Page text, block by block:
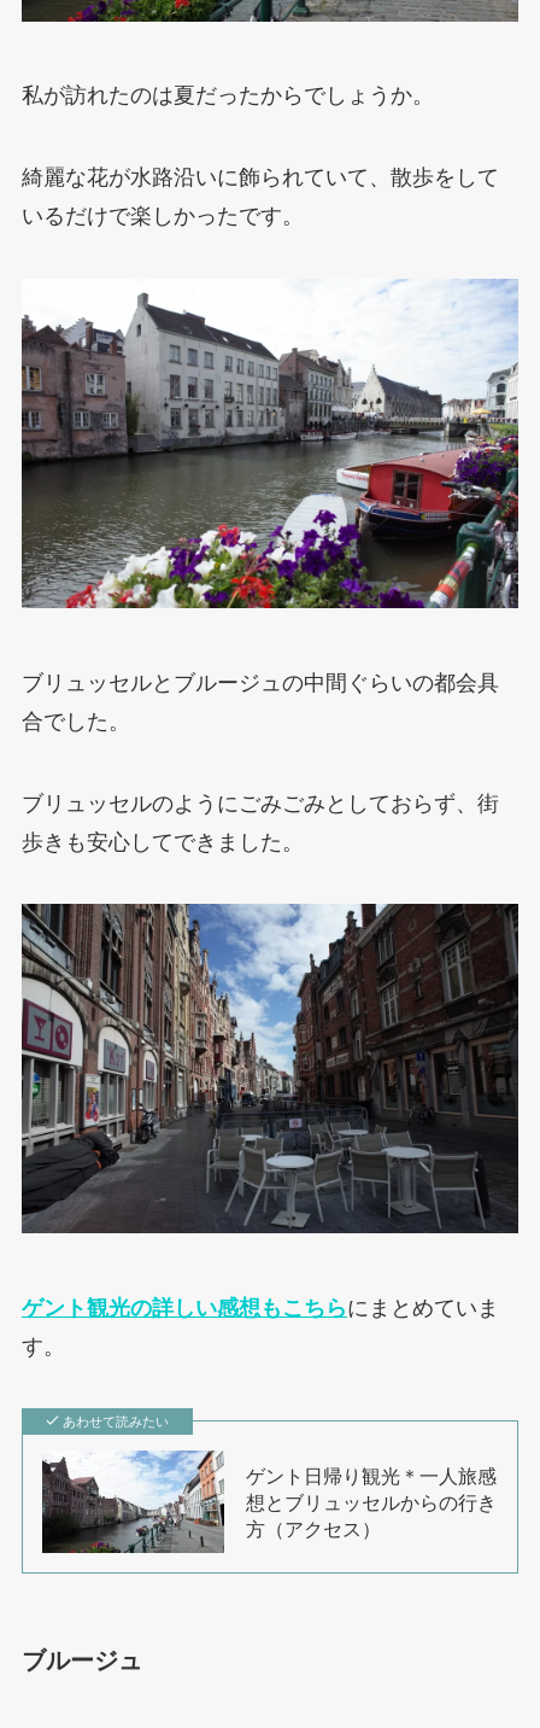
私が訪れたのは夏だったからでしょうか。
綺麗な花が水路沿いに飾られていて、散歩をして
いるだけで楽しかったです。
ブリュッセルとブルージュの中間ぐらいの都会具
合でした。
ブリュッセルのようにごみごみとしておらず、街
歩きも安心してできました。
ゲント観光の詳しい感想もこちらにまとめていま
す。
あわせて読みたい
ゲント日帰り観光＊一人旅感
想とブリュッセルからの行き
方（アクセス）
ブルージュ